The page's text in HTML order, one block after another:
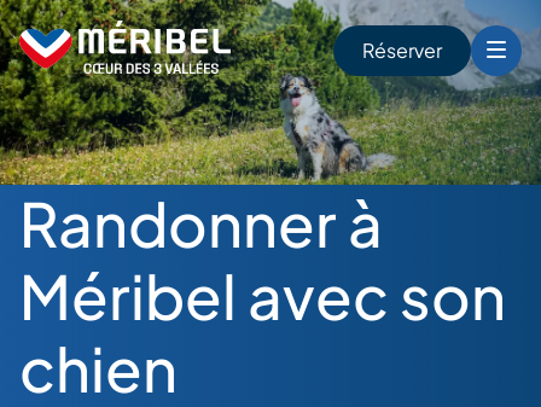
Skip
to
content
Réserver
Randonner à
Méribel avec son
chien